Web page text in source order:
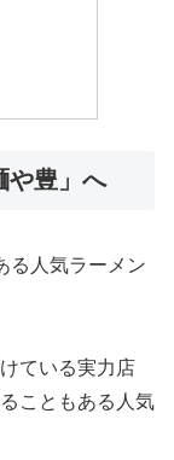
や豊」へ
る人気ラーメン
ている実力店
こともある人気